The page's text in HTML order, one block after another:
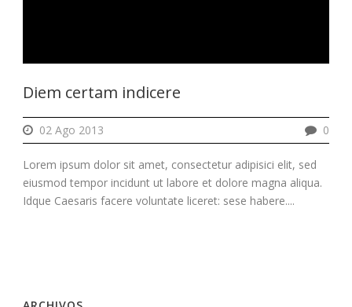
Diem certam indicere
02 Ago 2013 0
Lorem ipsum dolor sit amet, consectetur adipisici elit, sed
eiusmod tempor incidunt ut labore et dolore magna aliqua.
Idque Caesaris facere voluntate liceret: sese habere....